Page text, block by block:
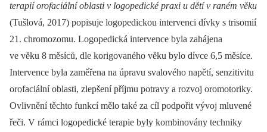
terapií orofaciální oblasti v logopedické praxi u dětí v raném věku
(Tušlová, 2017) popisuje logopedickou intervenci dívky s trisomií
21. chromozomu. Logopedická intervence byla zahájena
ve věku 8 měsíců, dle korigovaného věku bylo dívce 6,5 měsíce.
Intervence byla zaměřena na úpravu svalového napětí, senzitivitu
orofaciální oblasti, zlepšení příjmu potravy a rozvoj oromotoriky.
Ovlivnění těchto funkcí mělo také za cíl podpořit vývoj mluvené
řeči. V rámci logopedické terapie byly kombinovány techniky